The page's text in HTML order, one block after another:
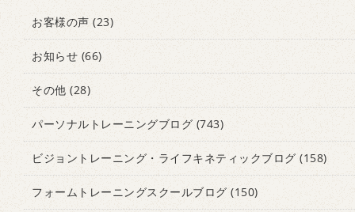
お客様の声 (23)
お知らせ (66)
その他 (28)
パーソナルトレーニングブログ (743)
ビジョントレーニング・ライフキネティックブログ (158)
フォームトレーニングスクールブログ (150)